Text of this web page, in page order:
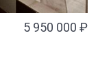
5 950 000 ₽